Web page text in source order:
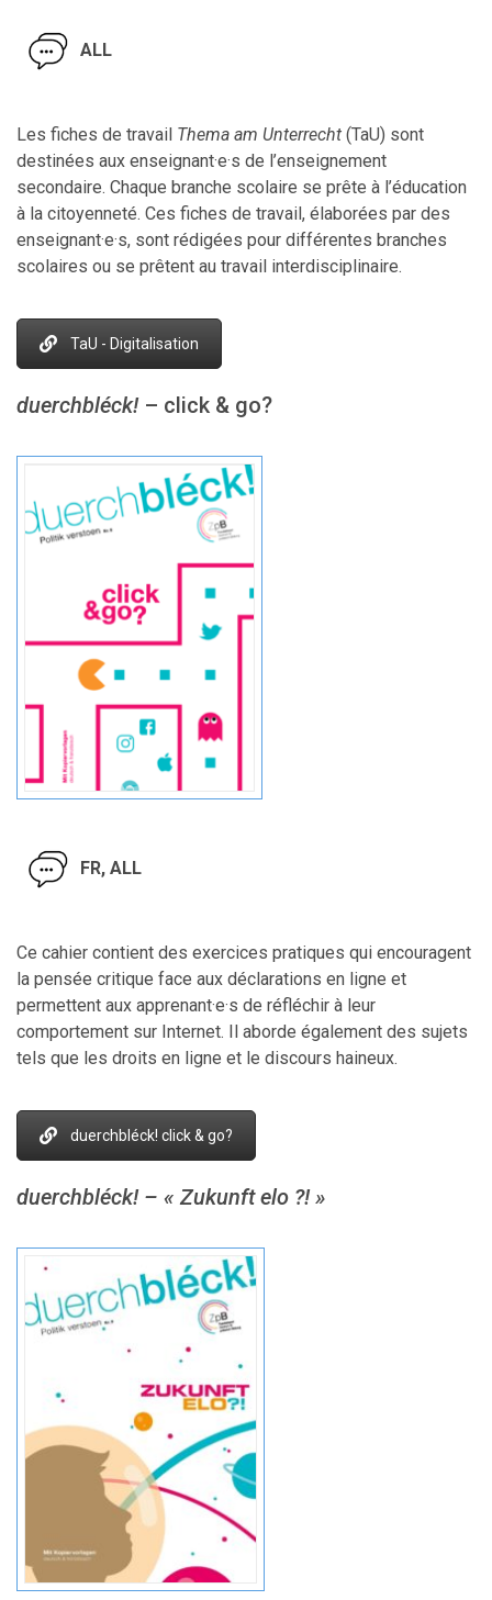
ALL
Les fiches de travail Thema am Unterrecht (TaU) sont
destinées aux enseignant·e·s de l’enseignement
secondaire. Chaque branche scolaire se prête à l’éducation
à la citoyenneté. Ces fiches de travail, élaborées par des
enseignant·e·s, sont rédigées pour différentes branches
scolaires ou se prêtent au travail interdisciplinaire.
TaU - Digitalisation
duerchbléck!– click & go?
FR, ALL
Ce cahier contient des exercices pratiques qui encouragent
la pensée critique face aux déclarations en ligne et
permettent aux apprenant·e·s de réfléchir à leur
comportement sur Internet. Il aborde également des sujets
tels que les droits en ligne et le discours haineux.
duerchbléck! click & go?
duerchbléck! – « Zukunft elo ?! »